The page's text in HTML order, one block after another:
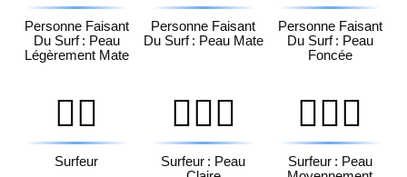
Personne Faisant
Du Surf : Peau
Légèrement Mate
Personne Faisant
Du Surf : Peau Mate
Personne Faisant
Du Surf : Peau
Foncée
🏄‍♂️
Surfeur
🏄🏻‍♂️
Surfeur : Peau
🏄🏼‍♂️
Surfeur : Peau